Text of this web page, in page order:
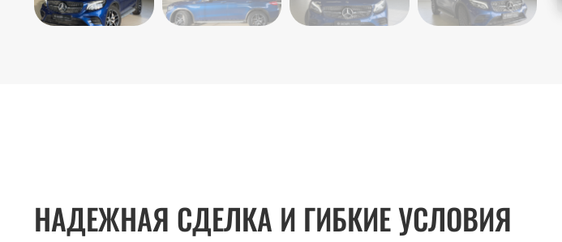
НАДЕЖНАЯ СДЕЛКА И ГИБКИЕ УСЛОВИЯ